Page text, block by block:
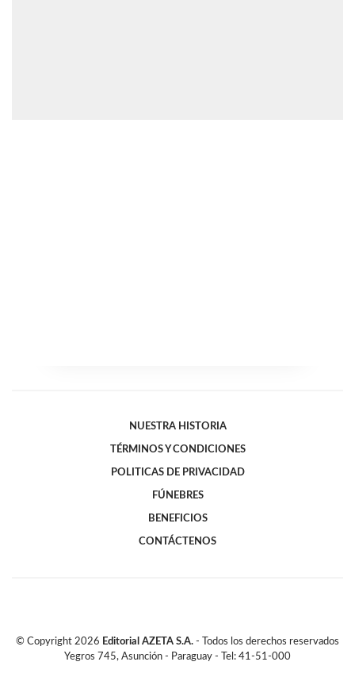
NUESTRA HISTORIA
TÉRMINOS Y CONDICIONES
POLITICAS DE PRIVACIDAD
FÚNEBRES
BENEFICIOS
CONTÁCTENOS
© Copyright 2026 Editorial AZETA S.A. - Todos los derechos reservados
Yegros 745, Asunción - Paraguay - Tel: 41-51-000